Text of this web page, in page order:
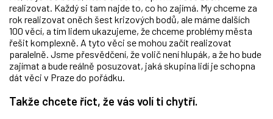
realizovat. Každý si tam najde to, co ho zajímá. My chceme za
rok realizovat oněch šest krizových bodů, ale máme dalších
100 věcí, a tím lidem ukazujeme, že chceme problémy města
řešit komplexně. A tyto věci se mohou začít realizovat
paralelně. Jsme přesvědčení, že volič není hlupák, a že ho bude
zajímat a bude reálně posuzovat, jaká skupina lidí je schopna
dát věci v Praze do pořádku.
Takže chcete říct, že vás volí ti chytří.